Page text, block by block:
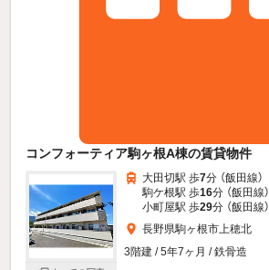
コンフォーティア駒ヶ根A棟の賃貸物件
大田切駅 歩7分 （飯田線）
駒ケ根駅 歩16分 （飯田線）
小町屋駅 歩29分 （飯田線）
長野県駒ヶ根市上穂北
3階建 / 5年7ヶ月 / 鉄骨造